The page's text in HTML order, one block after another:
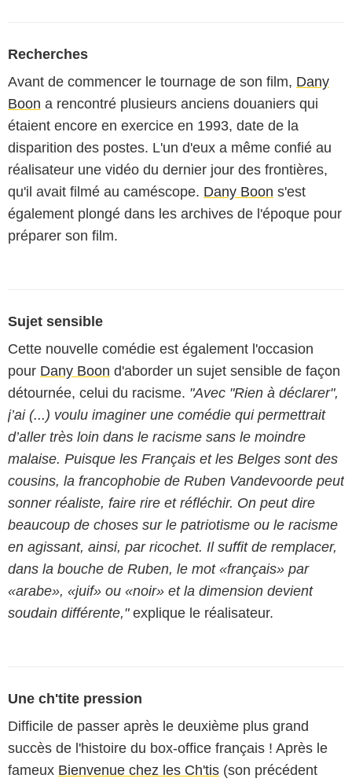
Recherches
Avant de commencer le tournage de son film, Dany
Boon a rencontré plusieurs anciens douaniers qui
étaient encore en exercice en 1993, date de la
disparition des postes. L'un d'eux a même confié au
réalisateur une vidéo du dernier jour des frontières,
qu'il avait filmé au caméscope. Dany Boon s'est
également plongé dans les archives de l'époque pour
préparer son film.
Sujet sensible
Cette nouvelle comédie est également l'occasion
pour Dany Boon d'aborder un sujet sensible de façon
détournée, celui du racisme. "Avec "Rien à déclarer",
j’ai (...) voulu imaginer une comédie qui permettrait
d’aller très loin dans le racisme sans le moindre
malaise. Puisque les Français et les Belges sont des
cousins, la francophobie de Ruben Vandevoorde peut
sonner réaliste, faire rire et réfléchir. On peut dire
beaucoup de choses sur le patriotisme ou le racisme
en agissant, ainsi, par ricochet. Il suffit de remplacer,
dans la bouche de Ruben, le mot «français» par
«arabe», «juif» ou «noir» et la dimension devient
soudain différente,"explique le réalisateur.
Une ch'tite pression
Difficile de passer après le deuxième plus grand
succès de l'histoire du box-office français ! Après le
fameux Bienvenue chez les Ch'tis (son précédent